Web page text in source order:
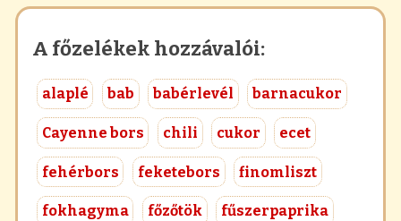
A főzelékek hozzávalói:
alaplé bab babérlevél barnacukor
Cayenne bors chili cukor ecet
fehérbors feketebors finomliszt
fokhagyma főzőtök fűszerpaprika